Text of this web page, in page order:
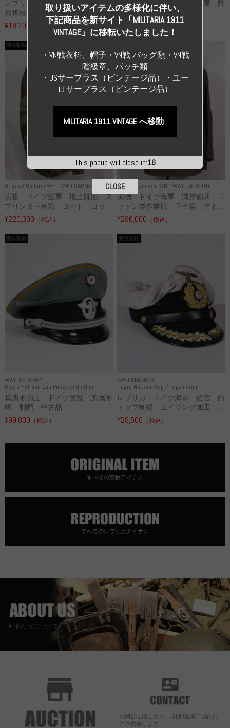
レプリカ 武装親衛隊 WSS 歩
兵将校 クラッシュキャップ ...
¥18,700 （税込）
高品質レプリカ ドイツ空軍 降
下猟兵 ヘルメット
¥49,800
Original Uniform WH WWII GERMANY
売り切れ
実物 ドイツ空軍 地上師団 ス
プリンター迷彩 コート コッ...
¥220,000 （税込）
Original Uniform WH WWII GERMANY
実物 ドイツ海軍 湾岸砲兵 コ
ットン製作業服 下士官 アド...
¥286,000 （税込）
WWII GERMANY
Repro Hat and Cap Police and other
売り切れ
真贋不明品 ドイツ警察 所属不
明 制帽 中古品
¥99,000 （税込）
WWII GERMANY
Repro Hat and Cap Kriegsmarine
売り切れ
レプリカ ドイツ海軍 佐官 白
トップ制帽 エイジング加工 ...
¥28,500 （税込）
すべての実物アイテム
すべてのレプリカアイテム
私たちについて
お問合せはこちら。原則3営業日以内に
ご返信致します。
This popup will close in:16
取り扱いアイテムの多様化に伴い、
下記商品を新サイト「MILITARIA 1911
VINTAGE」に移転いたしました！
・VN戦衣料、帽子・VN戦 バッグ類・VN戦
階級章、パッチ類
・USサーブラス（ビンテージ品）・ユー
ロサープラス（ビンテージ品）
MILITARIA 1911 VINTAGE へ移動
CLOSE